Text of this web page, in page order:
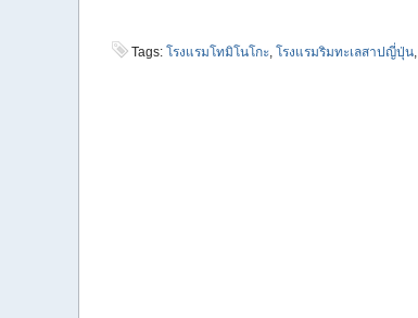
Tags: โรงแรมโทมิโนโกะ, โรงแรมริมทะเลสาปญี่ปุ่น,